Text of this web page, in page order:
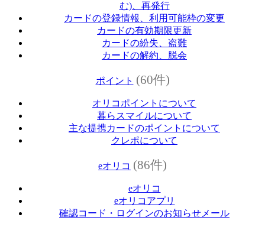
む)、再発行
カードの登録情報、利用可能枠の変更
カードの有効期限更新
カードの紛失、盗難
カードの解約、脱会
ポイント (60件)
オリコポイントについて
暮らスマイルについて
主な提携カードのポイントについて
クレポについて
eオリコ (86件)
eオリコ
eオリコアプリ
確認コード・ログインのお知らせメール